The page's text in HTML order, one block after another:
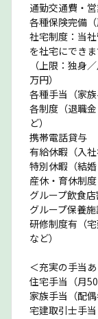
通勤交通費・
各種保険完備（
社宅制度：当
を社宅にでき
（上限：独身
万円）
各種手当（家族
各制度（退職
ど）
携帯電話貸与
有給休暇（入
特別休暇（結婚
産休・育休制度
グループ飲食
グループ保養
研修制度有（
など）
＜充実の手当
住宅手当（月
家族手当（配
宅建取引士手当